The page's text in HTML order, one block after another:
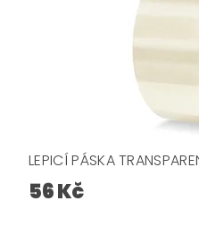
LEPICÍ PÁSKA
56 Kč